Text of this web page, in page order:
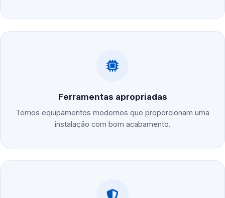
Ferramentas apropriadas
Temos equipamentos modernos que proporcionam uma
instalação com bom acabamento.